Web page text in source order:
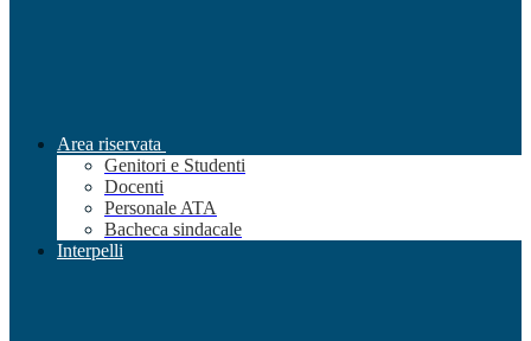
Area riservata
Genitori e Studenti
Docenti
Personale ATA
Bacheca sindacale
Interpelli